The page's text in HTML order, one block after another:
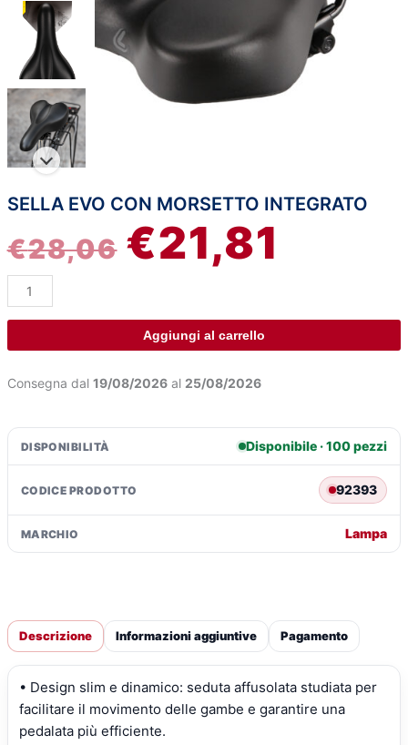
SELLA EVO CON MORSETTO INTEGRATO
€28,06
IL
PREZZO
ERA:
€28,06.
€21,81
IL
Sella
con
integrato
quantità
Aggiungi al carrello
Consegna dal 19/08/2026al 25/08/2026
DISPONIBILITÀ Disponibile · 100 pezzi
CODICE PRODOTTO 92393
MARCHIO Lampa
Descrizione Informazioni aggiuntive Pagamento
• Design slim e dinamico: seduta affusolata studiata per
facilitare il movimento delle gambe e garantire una
pedalata più efficiente.